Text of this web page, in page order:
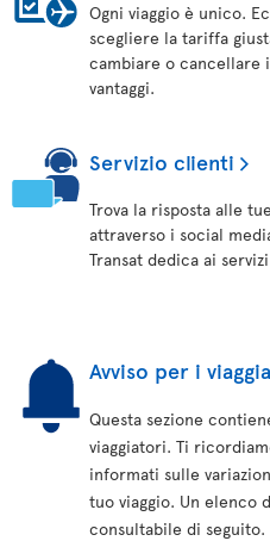
Ogni viaggio è unico.
scegliere la tariffa
cambiare o cancellare
vantaggi.
Servizio clienti
Trova la risposta alle
attraverso i social
Transat dedica ai
Avviso per i
Questa sezione
viaggiatori. Ti
informati sulle
tuo viaggio. Un elenco
consultabile di seguito.